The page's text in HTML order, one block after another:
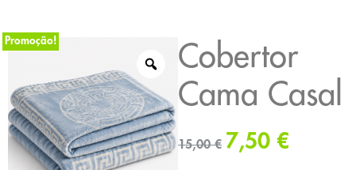
Promoção!
Cobertor
Cama Casal
15,00€ 7,50 €